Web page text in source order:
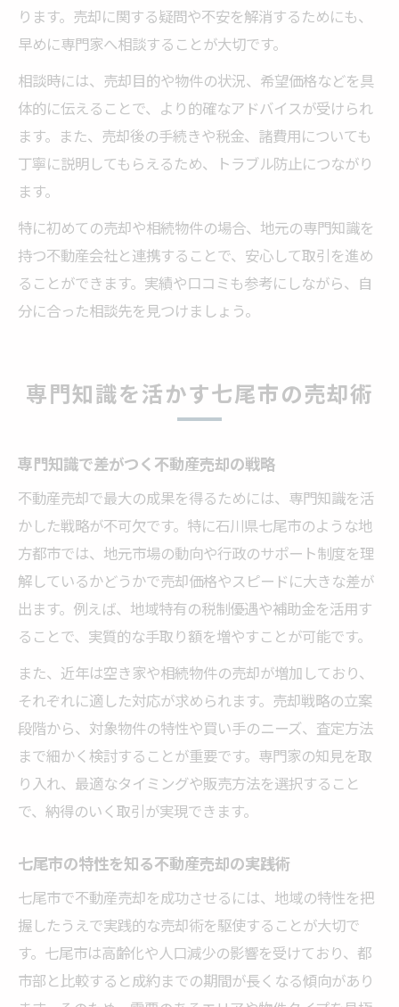
ります。売却に関する疑問や不安を解消するためにも、
早めに専門家へ相談することが大切です。
相談時には、売却目的や物件の状況、希望価格などを具
体的に伝えることで、より的確なアドバイスが受けられ
ます。また、売却後の手続きや税金、諸費用についても
丁寧に説明してもらえるため、トラブル防止につながり
ます。
特に初めての売却や相続物件の場合、地元の専門知識を
持つ不動産会社と連携することで、安心して取引を進め
ることができます。実績や口コミも参考にしながら、自
分に合った相談先を見つけましょう。
専門知識を活かす七尾市の売却術
専門知識で差がつく不動産売却の戦略
不動産売却で最大の成果を得るためには、専門知識を活
かした戦略が不可欠です。特に石川県七尾市のような地
方都市では、地元市場の動向や行政のサポート制度を理
解しているかどうかで売却価格やスピードに大きな差が
出ます。例えば、地域特有の税制優遇や補助金を活用す
ることで、実質的な手取り額を増やすことが可能です。
また、近年は空き家や相続物件の売却が増加しており、
それぞれに適した対応が求められます。売却戦略の立案
段階から、対象物件の特性や買い手のニーズ、査定方法
まで細かく検討することが重要です。専門家の知見を取
り入れ、最適なタイミングや販売方法を選択すること
で、納得のいく取引が実現できます。
七尾市の特性を知る不動産売却の実践術
七尾市で不動産売却を成功させるには、地域の特性を把
握したうえで実践的な売却術を駆使することが大切で
す。七尾市は高齢化や人口減少の影響を受けており、都
市部と比較すると成約までの期間が長くなる傾向があり